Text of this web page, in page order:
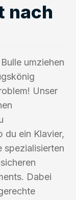
nach
umziehen
Unser
du ein Klavier,
spezialisierten
Dabei